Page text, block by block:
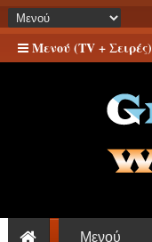
Μενού (TV + Σειρές)